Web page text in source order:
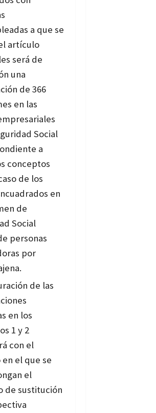
a que se
artículo
será de
una
de 366
en las
Social
a
conceptos
de los
en
de
Social
personas
por
de las
en los
1 y 2
con el
el que se
el
de sustitución